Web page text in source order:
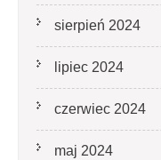
sierpień 2024
lipiec 2024
czerwiec 2024
maj 2024